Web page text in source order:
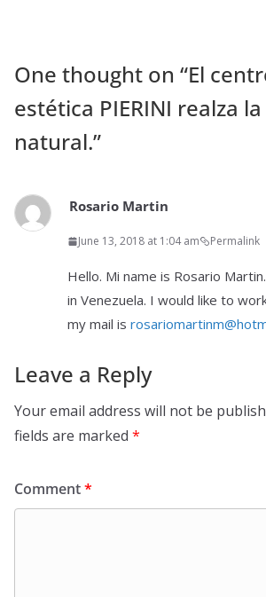
One thought on “El
estética PIERINI realza
natural.”
Rosario Martin
June 13, 2018 at 1:04 am Permalink
Hello. Mi name is Rosario
in Venezuela. I would like to
my mail is
Leave a Reply
Your email address will not be
fields are marked *
Comment*